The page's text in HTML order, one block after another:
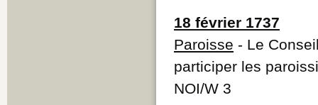
18 février 1737
Paroisse - Le
participer les
NOI/W 3